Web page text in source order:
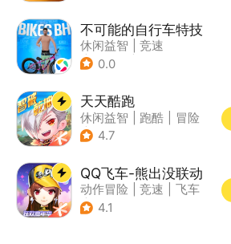
不可能的自行车特技
休闲益智
竞速
| 自行车
0.0
天天酷跑
休闲益智 跑酷
冒险
| 萌系
4.7
QQ飞车-熊出没联动
动作冒险 竞速
飞车
| 漂移
4.1